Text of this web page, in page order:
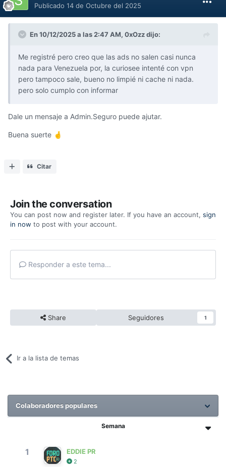
Publicado 14 de Octubre del 2025
En 10/12/2025 a las 2:47 AM, 0xOzzdijo:
Me registré pero creo que las ads no salen casi nunca
nada para Venezuela por, la curiosee intenté con vpn
pero tampoco sale, bueno no limpié ni cache ni nada.
pero solo cumplo con informar
Dale un mensaje a Admin.Seguro puede ajutar.
Buena suerte 🤞
Citar
Join the conversation
You can post now and register later. If you have an account, sign
in now to post with your account.
Responder a este tema...
Share Seguidores 1
Ir a la lista de temas
Colaboradores populares
Semana
1 EDDIE PR
2